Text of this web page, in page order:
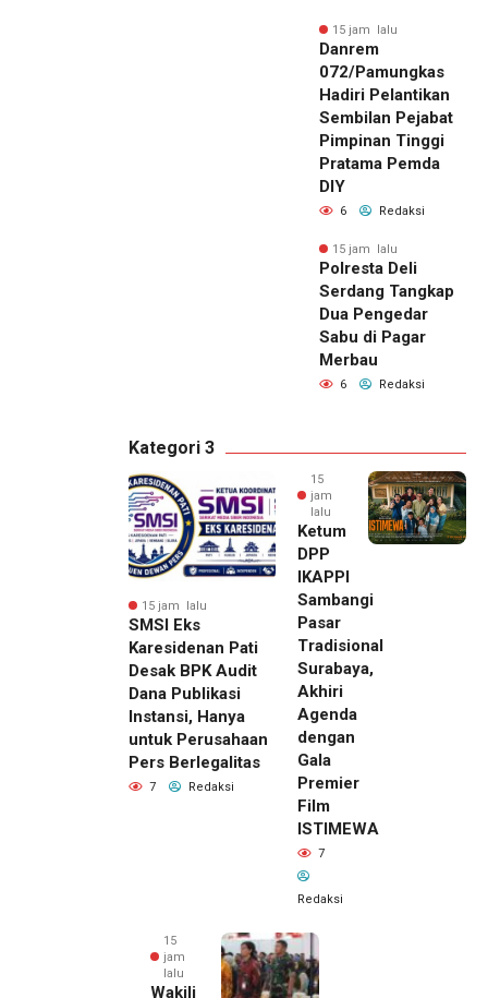
15 jam lalu
Danrem
072/Pamungkas
Hadiri Pelantikan
Sembilan Pejabat
Pimpinan Tinggi
Pratama Pemda
DIY
6 Redaksi
15 jam lalu
Polresta Deli
Serdang Tangkap
Dua Pengedar
Sabu di Pagar
Merbau
6 Redaksi
Kategori 3
15 jam lalu
SMSI Eks
Karesidenan Pati
Desak BPK Audit
Dana Publikasi
Instansi, Hanya
untuk Perusahaan
Pers Berlegalitas
7 Redaksi
15
jam
lalu
Ketum
DPP
IKAPPI
Sambangi
Pasar
Tradisional
Surabaya,
Akhiri
Agenda
dengan
Gala
Premier
Film
ISTIMEWA
7
Redaksi
15
jam
lalu
Wakili